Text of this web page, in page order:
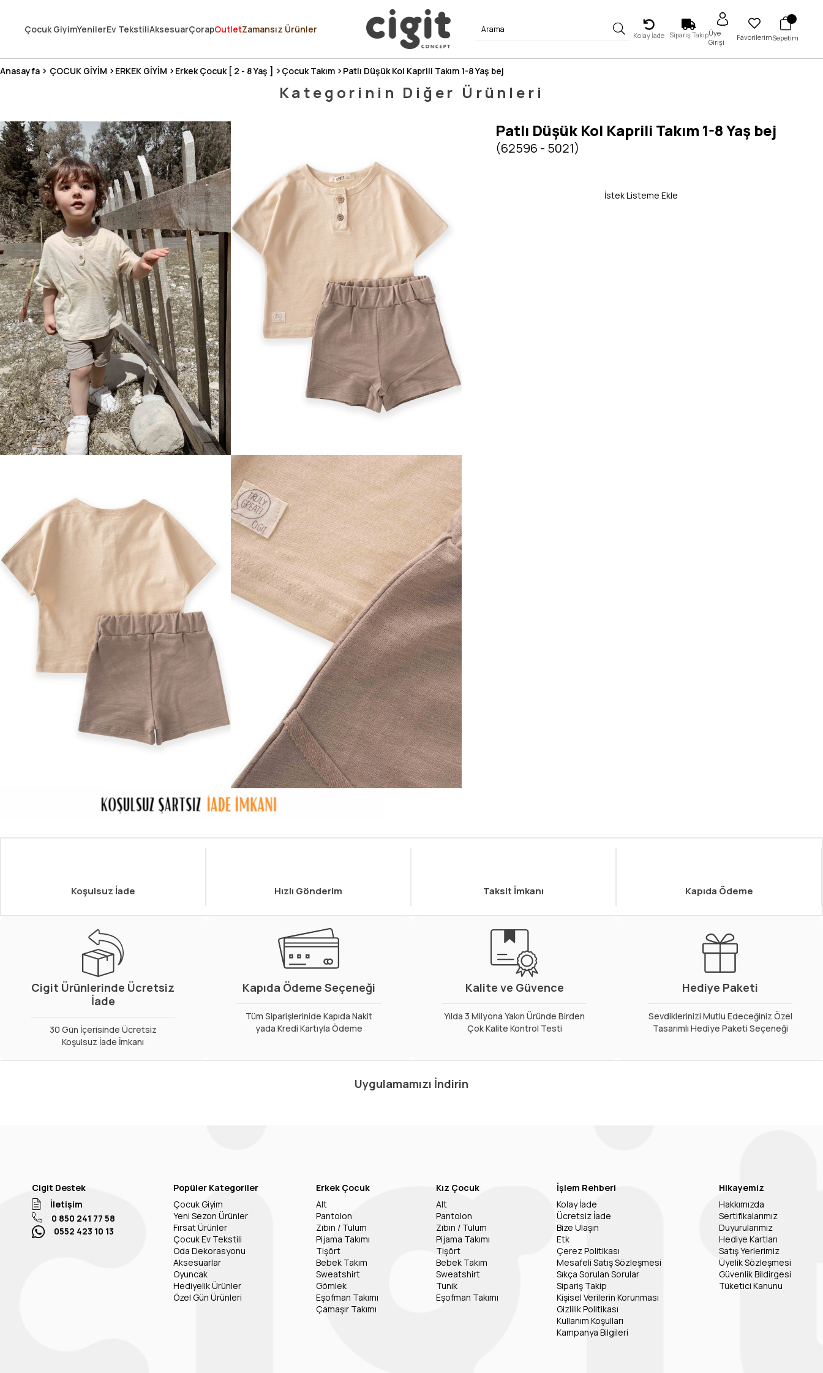
3 MİLYONDAN FAZLA MUTLU MÜŞTERİ ❤️ 10 MİLYON ÜRÜN
Çocuk GiyimYenilerEv TekstiliAksesuarÇorapOutletZamansız Ürünler
Kolay İade Sipariş TakipÜye
Girişi
FavorilerimSepetim
Anasayfa ÇOCUK GİYİM ERKEK GİYİM Erkek Çocuk [ 2 - 8 Yaş ] Çocuk Takım Patlı Düşük Kol Kaprili Takım 1-8 Yaş bej
Kategorinin Diğer Ürünleri
Patlı Düşük Kol Kaprili Takım 1-8 Yaş bej
(62596 - 5021)
İstek Listeme Ekle
Koşulsuz İade Hızlı Gönderim Taksit İmkanı Kapıda Ödeme
Cigit Ürünlerinde Ücretsiz
İade
30 Gün İçerisinde Ücretsiz
Koşulsuz İade İmkanı
Kapıda Ödeme Seçeneği
Tüm Siparişlerinide Kapıda Nakit
yada Kredi Kartıyla Ödeme
Kalite ve Güvence
Yılda 3 Milyona Yakın Üründe Birden
Çok Kalite Kontrol Testi
Hediye Paketi
Sevdiklerinizi Mutlu Edeceğiniz Özel
Tasarımlı Hediye Paketi Seçeneği
Uygulamamızı İndirin
Cigit Destek
İletişim
0 850 241 77 58
0552 423 10 13
Popüler Kategoriler
Çocuk Giyim
Yeni Sezon Ürünler
Fırsat Ürünler
Çocuk Ev Tekstili
Oda Dekorasyonu
Aksesuarlar
Oyuncak
Hediyelik Ürünler
Özel Gün Ürünleri
Erkek Çocuk
Alt
Pantolon
Zıbın / Tulum
Pijama Takımı
Tişört
Bebek Takım
Sweatshirt
Gömlek
Eşofman Takımı
Çamaşır Takımı
Kız Çocuk
Alt
Pantolon
Zıbın / Tulum
Pijama Takımı
Tişört
Bebek Takım
Sweatshirt
Tunik
Eşofman Takımı
İşlem Rehberi
Kolay İade
Ücretsiz İade
Bize Ulaşın
Etk
Çerez Politikası
Mesafeli Satış Sözleşmesi
Sıkça Sorulan Sorular
Sipariş Takip
Kişisel Verilerin Korunması
Gizlilik Politikası
Kullanım Koşulları
Kampanya Bilgileri
Hikayemiz
Hakkımızda
Sertifikalarımız
Duyurularımız
Hediye Kartları
Satış Yerlerimiz
Üyelik Sözleşmesi
Güvenlik Bildirgesi
Tüketici Kanunu